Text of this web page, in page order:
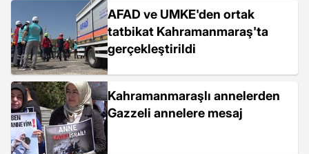
AFAD ve UMKE'den ortak
tatbikat Kahramanmaraş'ta
gerçekleştirildi
Kahramanmaraşlı annelerden
Gazzeli annelere mesaj